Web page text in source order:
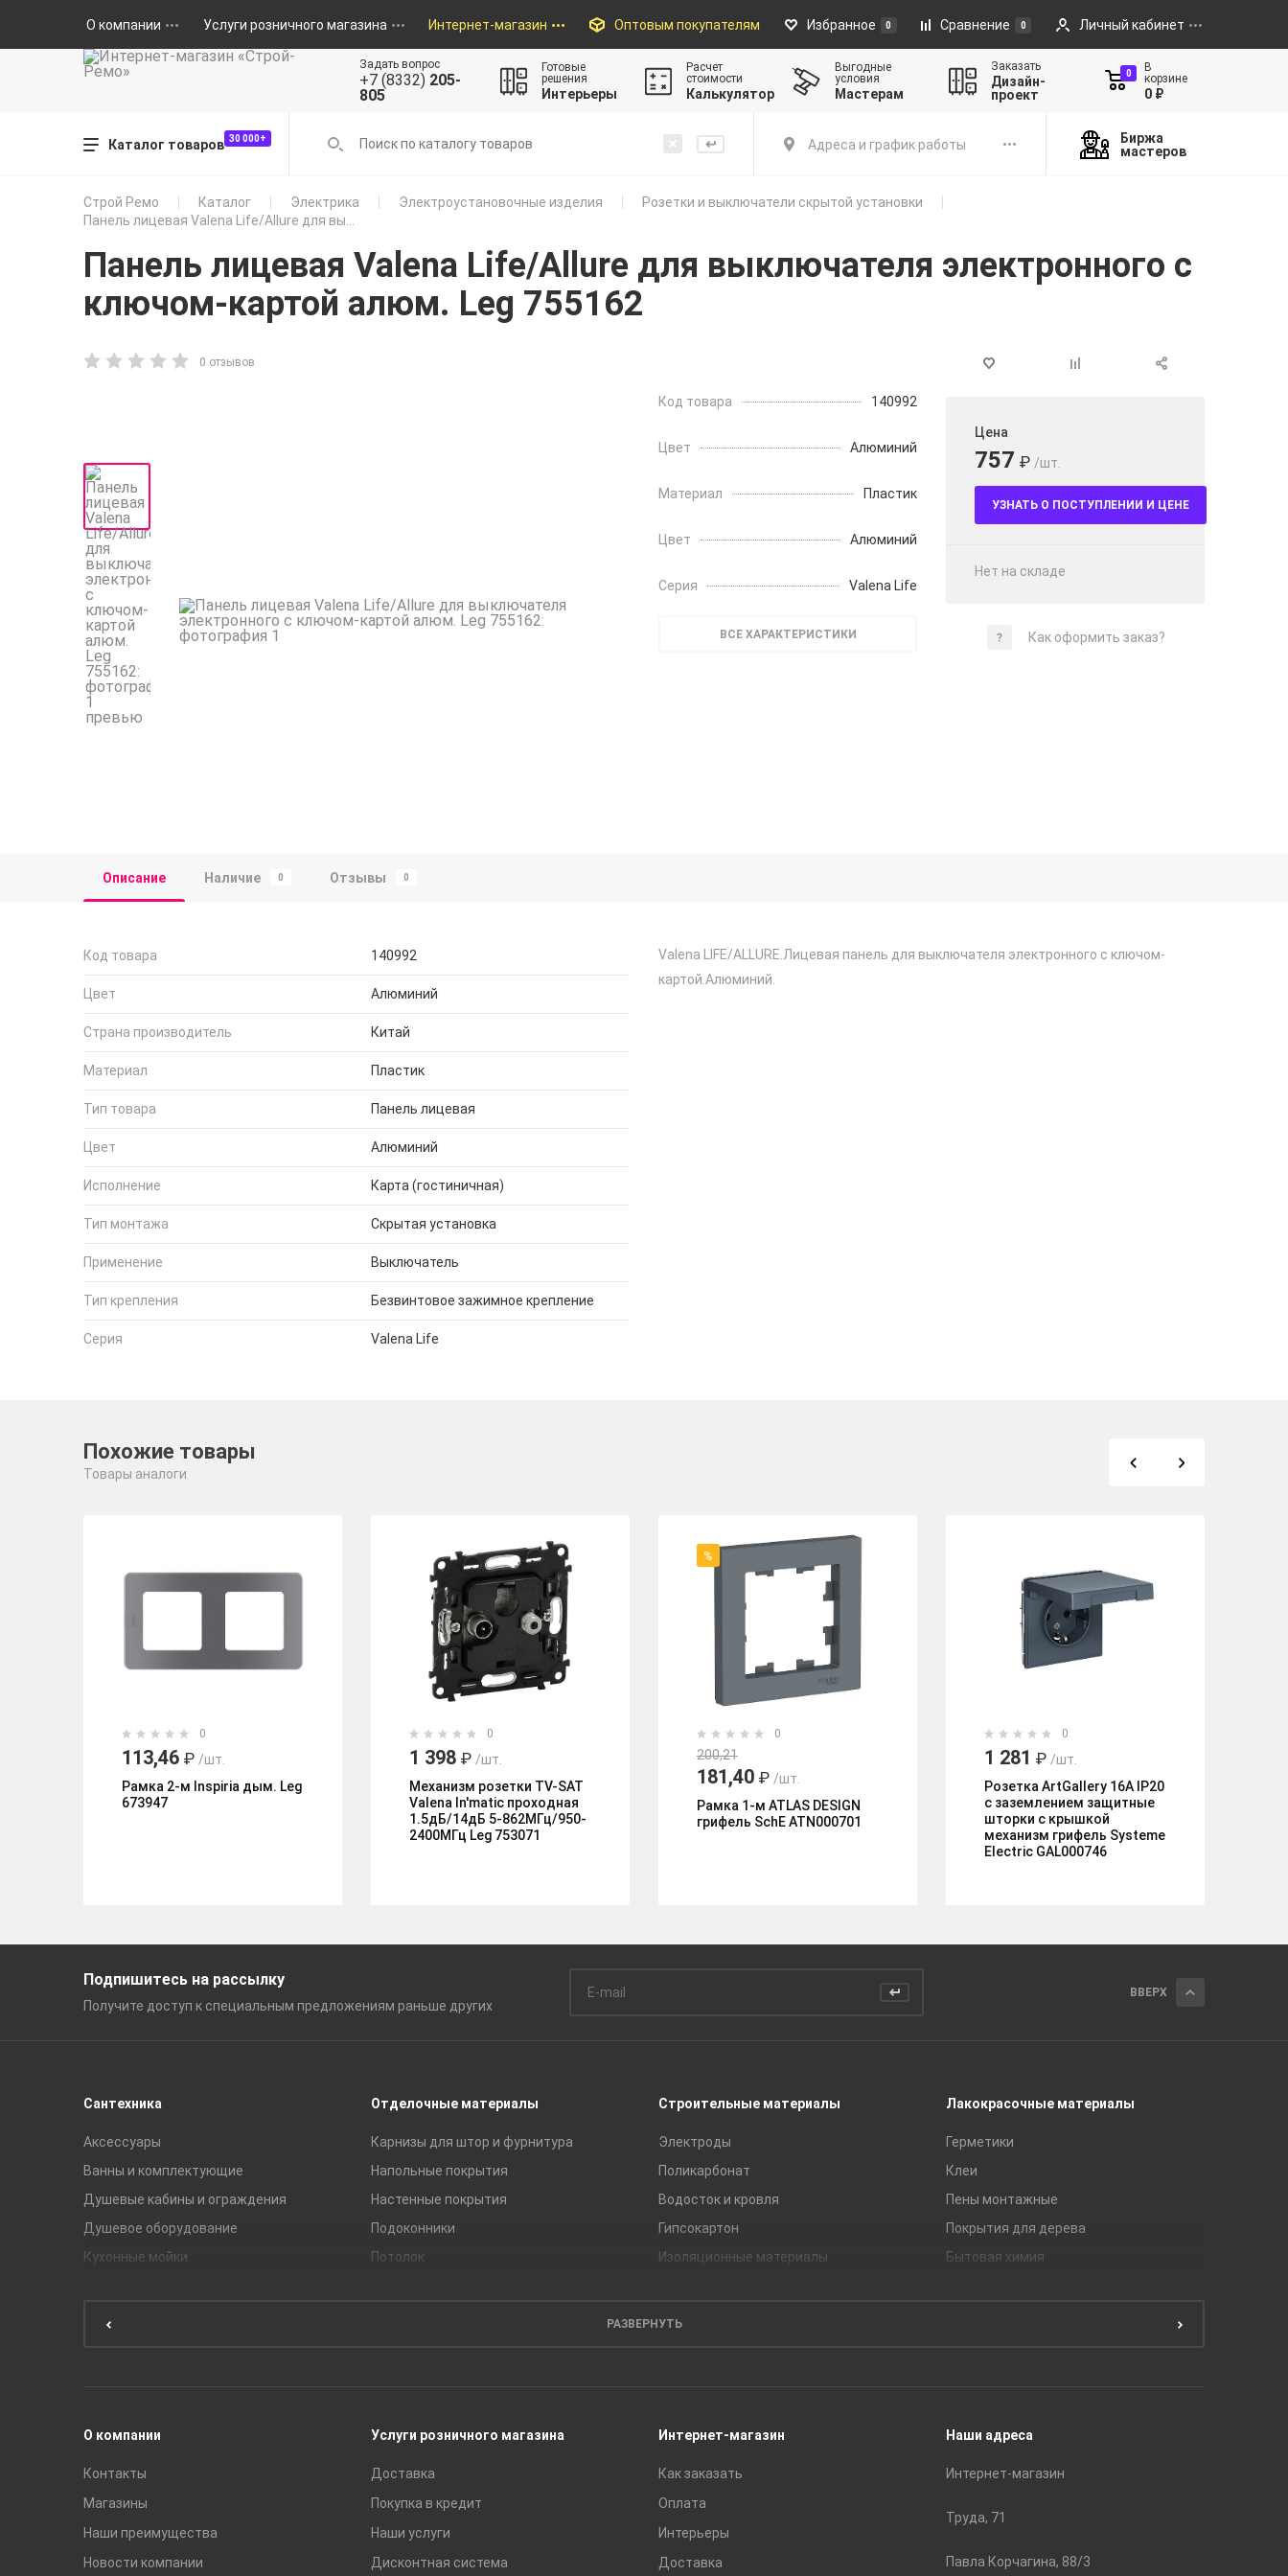
О компании Услуги розничного магазина Интернет-магазин Оптовым покупателям Избранное 0 Сравнение 0 Личный кабинет
Задать вопрос
+7 (8332) 205-
805
Готовые
решения
Интерьеры
Расчет
стоимости
Калькулятор
Выгодные
условия
Мастерам
Заказать
Дизайн-
проект
0
В
корзине
0 ₽
Каталог товаров 30 000+ Адреса и график работы
Биржа
мастеров
Строй Ремо Каталог Электрика Электроустановочные изделия
Розетки и выключатели скрытой установки
Панель лицевая Valena Life/Allure для вы...
Панель лицевая Valena Life/Allure для выключателя электронного с
ключом-картой алюм. Leg 755162
0 отзывов
Код товара 140992
Цвет Алюминий
Материал Пластик
Цвет Алюминий
Серия Valena Life
ВСЕ ХАРАКТЕРИСТИКИ
Цена
757 ₽ /шт.
УЗНАТЬ О ПОСТУПЛЕНИИ И ЦЕНЕ
Нет на складе
Как оформить заказ?
Описание Наличие 0 Отзывы 0
Код товара 140992
Цвет Алюминий
Страна производитель Китай
Материал Пластик
Тип товара Панель лицевая
Цвет Алюминий
Исполнение Карта (гостиничная)
Тип монтажа Скрытая установка
Применение Выключатель
Тип крепления Безвинтовое зажимное крепление
Серия Valena Life
Valena LIFE/ALLURE.Лицевая панель для выключателя электронного с ключом-
картой.Алюминий.
Похожие товары
Товары аналоги
0
113,46 ₽ /шт.
Рамка 2-м Inspiria дым. Leg
673947
0
1 398 ₽ /шт.
Механизм розетки TV-SAT
Valena In'matic проходная
1.5дБ/14дБ 5-862МГц/950-
2400МГц Leg 753071
%
0
200,21
181,40 ₽ /шт.
Рамка 1-м ATLAS DESIGN
грифель SchE ATN000701
0
1 281 ₽ /шт.
Розетка ArtGallery 16А IP20
с заземлением защитные
шторки с крышкой
механизм грифель Systeme
Electric GAL000746
Подпишитесь на рассылку
Получите доступ к специальным предложениям раньше других
ВВЕРХ
Сантехника
Аксессуары
Ванны и комплектующие
Душевые кабины и ограждения
Душевое оборудование
Кухонные мойки
Отделочные материалы
Карнизы для штор и фурнитура
Напольные покрытия
Настенные покрытия
Подоконники
Потолок
Строительные материалы
Электроды
Поликарбонат
Водосток и кровля
Гипсокартон
Изоляционные материалы
Сухие смеси
Лакокрасочные материалы
Герметики
Клеи
Пены монтажные
Покрытия для дерева
Бытовая химия
РАЗВЕРНУТЬ
О компании
Контакты
Магазины
Наши преимущества
Новости компании
Услуги розничного магазина
Доставка
Покупка в кредит
Наши услуги
Дисконтная система
Интернет-магазин
Как заказать
Оплата
Интерьеры
Доставка
Наши адреса
Интернет-магазин
Труда, 71
Павла Корчагина, 88/3